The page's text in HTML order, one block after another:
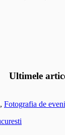
Ultimele
, Fotografia de